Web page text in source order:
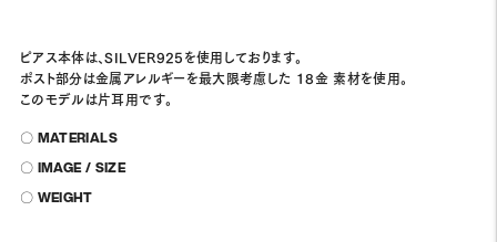
ピアス本体は、SILVER925を使用しております。
ポスト部分は金属アレルギーを最大限考慮した 18金 素材を使用。
このモデルは片耳用です。
〇 MATERIALS
〇 IMAGE / SIZE
〇 WEIGHT